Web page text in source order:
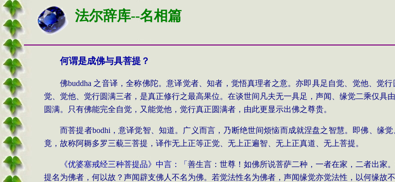
法尔辞库--名相篇
何谓是成佛与具菩提？
佛buddha 之音译，全称佛陀。意译觉者、知者，觉悟真理者之意。亦即具足自觉、觉他、觉
觉、觉他、觉行圆满三者，是真正修行之最高果位。在谈世间凡夫无一具足，声闻、缘觉二乘仅具
圆满。只有佛能完全自觉，又能觉他，觉行真正圆满者，由此更显示出佛之尊贵。
而菩提者bodhi ，意译觉智、知道。广义而言，乃断绝世间烦恼而成就涅盘之智慧。即佛、缘
竟，故称阿耨多罗三藐三菩提，译作无上正等正觉、无上正遍智、无上正真道、无上菩提。
《优婆塞戒经三种菩提品》中言：「 善生言：世尊！如佛所说菩萨二种，一者在家，二者出家
提名为佛者，何以故？声闻辟支佛人不名为佛。若觉法性名为佛者，声闻缘觉亦觉法性，以何缘故